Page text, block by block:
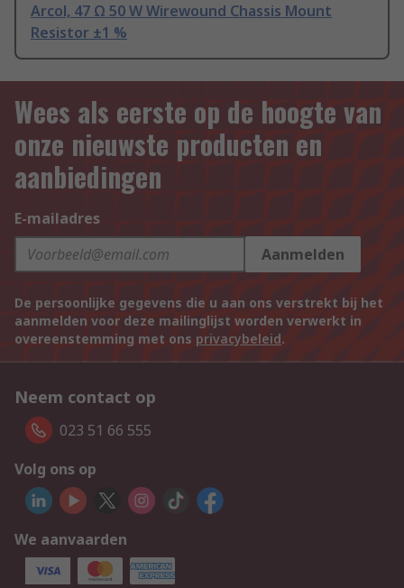
Arcol, 47 Ω 50 W Wirewound Chassis Mount
Resistor ±1 %
Wees als eerste op de hoogte van
onze nieuwste producten en
aanbiedingen
E-mailadres
Aanmelden
De persoonlijke gegevens die u aan ons verstrekt bij het
aanmelden voor deze mailinglijst worden verwerkt in
overeenstemming met ons privacybeleid.
Neem contact op
023 51 66 555
Volg ons op
We aanvaarden